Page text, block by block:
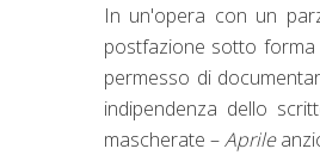
In un'opera con un
postfazione sotto forma
permesso di
indipendenza dello
mascherate –Aprile